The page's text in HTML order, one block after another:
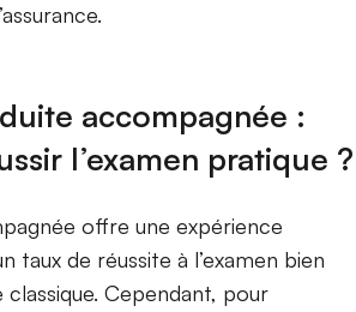
accompagnée :
l’examen pratique ?
offre une expérience
taux de réussite à l’examen bien
classique. Cependant, pour